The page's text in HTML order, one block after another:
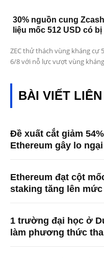
30% nguồn cung
liệu mốc 512 USD có
ZEC thử thách vùng kháng cự
6/8 với nỗ lực vượt vùng
BÀI VIẾT
Đề xuất cắt giảm
Ethereum gây lo
Ethereum đạt cột
staking tăng lên
1 trường đại học ở
làm phương thức